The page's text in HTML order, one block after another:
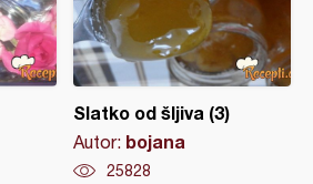
Slatko od šljiva (3)
Autor: bojana
25828